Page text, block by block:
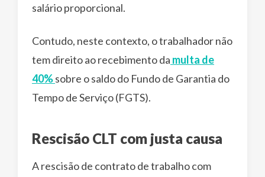
salário proporcional.
Contudo, neste contexto, o trabalhador não
tem direito ao recebimento da multa de
40%sobre o saldo do Fundo de Garantia do
Tempo de Serviço (FGTS).
Rescisão CLT com justa causa
A rescisão de contrato de trabalho com